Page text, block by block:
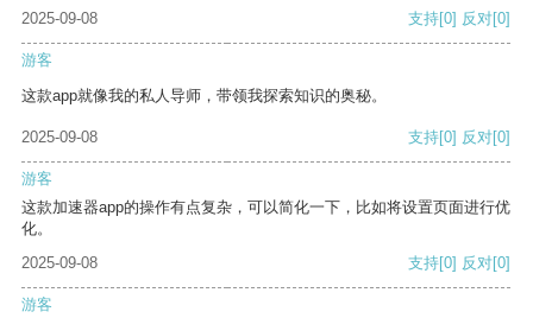
2025-09-08
支持[0] 反对[0]
游客
这款app就像我的私人导师，带领我探索知识的奥秘。
2025-09-08 支持[0] 反对[0]
游客
这款加速器app的操作有点复杂，可以简化一下，比如将设置页面进行优
化。
2025-09-08
支持[0] 反对[0]
游客